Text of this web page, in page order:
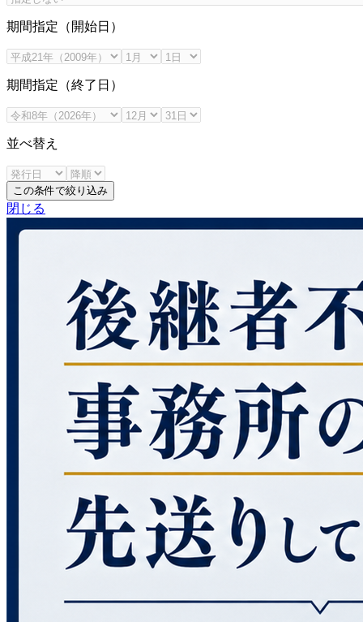
期間指定（開始日）
期間指定（終了日）
並べ替え
この条件で絞り込み
閉じる